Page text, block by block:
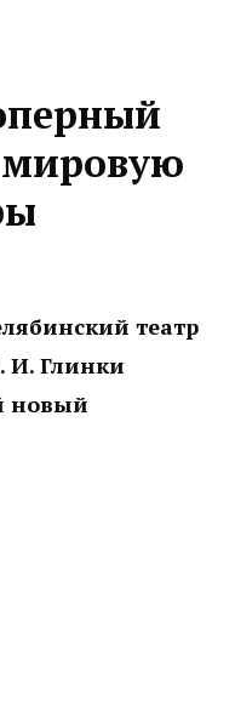
мировую
театр
И. Глинки
новый